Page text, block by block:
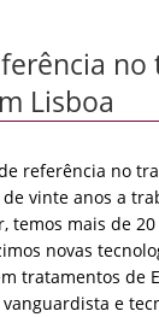
Lisboa
referência no
de vinte anos a
temos mais de
novas
tratamentos de
vanguardista e